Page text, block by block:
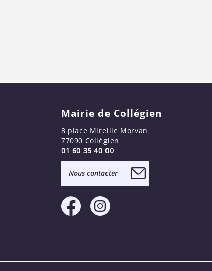
Mairie de Collégien
8 place Mireille Morvan
77090 Collégien
01 60 35 40 00
Nous contacter